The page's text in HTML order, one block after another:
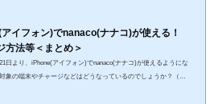
イフォン)でnanaco(ナナコ)が使える！
方法等＜まとめ＞
日より、iPhone(アイフォン)でnanaco(ナナコ)が使えるようにな
象の端末やチャージなどはどうなっているのでしょうか？（画